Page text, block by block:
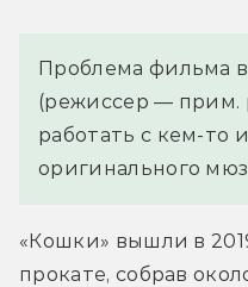
Проблема фильма
(режиссер — прим.
работать с кем-то
оригинального
«Кошки» вышли в
прокате, собрав